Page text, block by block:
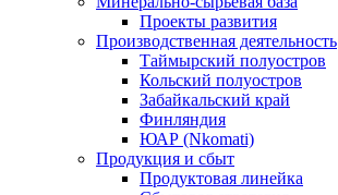
Проекты развития
Производственная деятельность
Таймырский полуостров
Кольский полуостров
Забайкальский край
Финляндия
ЮАР (Nkomati)
Продукция и сбыт
Продуктовая линейка